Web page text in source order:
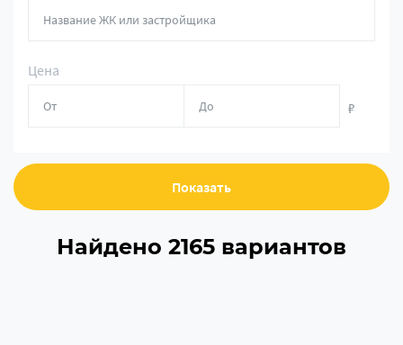
Цена
₽
Показать
Найдено 2165 вариантов